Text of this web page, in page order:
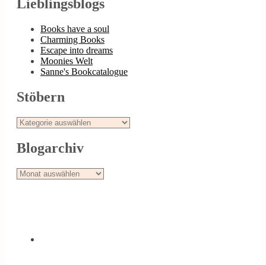
Lieblingsblogs
Books have a soul
Charming Books
Escape into dreams
Moonies Welt
Sanne's Bookcatalogue
Stöbern
Stöbern
Blogarchiv
Blogarchiv